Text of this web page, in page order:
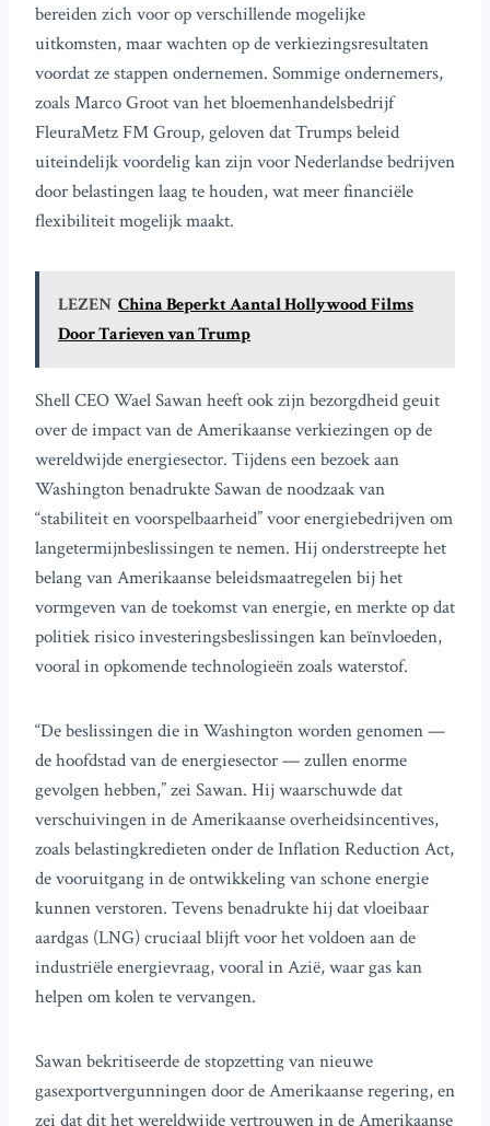
bereiden zich voor op verschillende mogelijke
uitkomsten, maar wachten op de verkiezingsresultaten
voordat ze stappen ondernemen. Sommige ondernemers,
zoals Marco Groot van het bloemenhandelsbedrijf
FleuraMetz FM Group, geloven dat Trumps beleid
uiteindelijk voordelig kan zijn voor Nederlandse bedrijven
door belastingen laag te houden, wat meer financiële
flexibiliteit mogelijk maakt.
LEZEN China Beperkt Aantal Hollywood Films
Door Tarieven van Trump
Shell CEO Wael Sawan heeft ook zijn bezorgdheid geuit
over de impact van de Amerikaanse verkiezingen op de
wereldwijde energiesector. Tijdens een bezoek aan
Washington benadrukte Sawan de noodzaak van
“stabiliteit en voorspelbaarheid” voor energiebedrijven om
langetermijnbeslissingen te nemen. Hij onderstreepte het
belang van Amerikaanse beleidsmaatregelen bij het
vormgeven van de toekomst van energie, en merkte op dat
politiek risico investeringsbeslissingen kan beïnvloeden,
vooral in opkomende technologieën zoals waterstof.
“De beslissingen die in Washington worden genomen —
de hoofdstad van de energiesector — zullen enorme
gevolgen hebben,” zei Sawan. Hij waarschuwde dat
verschuivingen in de Amerikaanse overheidsincentives,
zoals belastingkredieten onder de Inflation Reduction Act,
de vooruitgang in de ontwikkeling van schone energie
kunnen verstoren. Tevens benadrukte hij dat vloeibaar
aardgas (LNG) cruciaal blijft voor het voldoen aan de
industriële energievraag, vooral in Azië, waar gas kan
helpen om kolen te vervangen.
Sawan bekritiseerde de stopzetting van nieuwe
gasexportvergunningen door de Amerikaanse regering, en
zei dat dit het wereldwijde vertrouwen in de Amerikaanse